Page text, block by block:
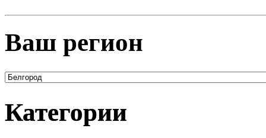
Ваш регион
Категории